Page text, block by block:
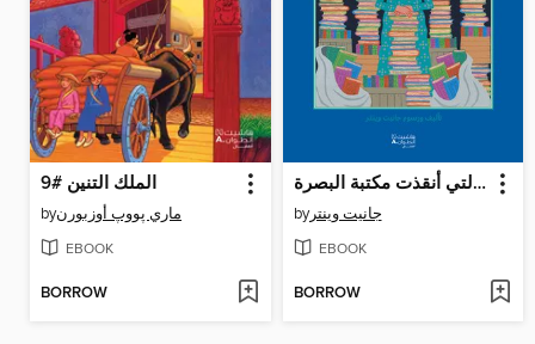
الملك التنين #9
byماري پووپ أوزبورن
EBOOK
BORROW
المرأة التي أنقذت مكتبة البصرة
byجانيت وينتر
EBOOK
BORROW